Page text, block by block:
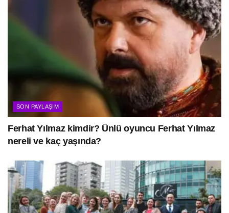
SON PAYLAŞIM
Ferhat Yılmaz kimdir? Ünlü oyuncu Ferhat Yılmaz
nereli ve kaç yaşında?